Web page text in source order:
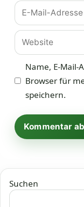
E-
Mail-
Adresse
Website
Name, E-Mail-
Browser für
speichern.
Suchen